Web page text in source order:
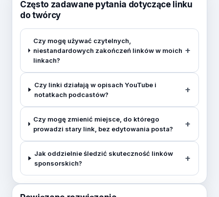
Często zadawane pytania dotyczące linku
do twórcy
Czy mogę używać czytelnych,
niestandardowych zakończeń linków w moich
linkach?
Czy linki działają w opisach YouTube i
notatkach podcastów?
Czy mogę zmienić miejsce, do którego
prowadzi stary link, bez edytowania posta?
Jak oddzielnie śledzić skuteczność linków
sponsorskich?